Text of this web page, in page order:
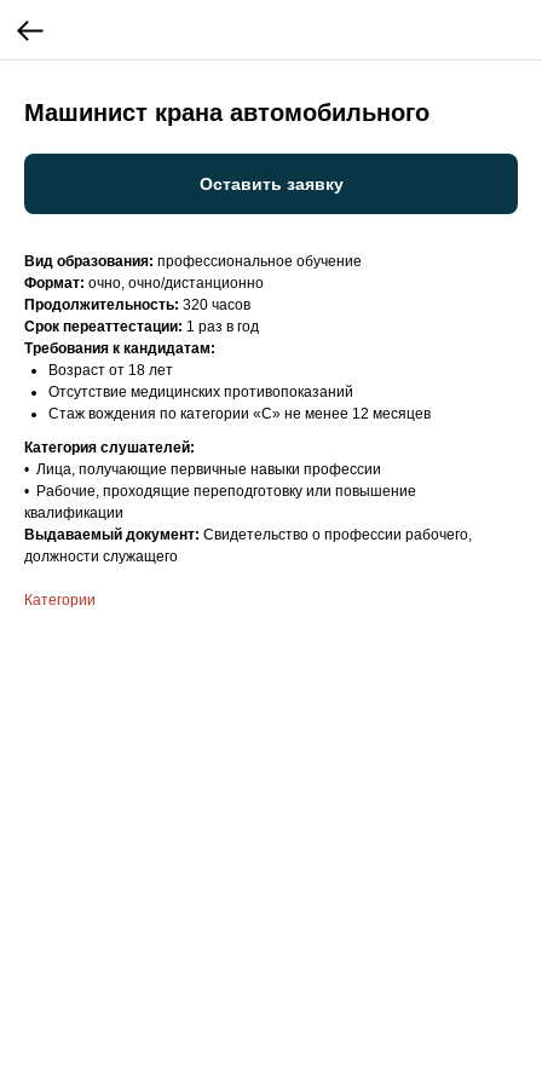
Машинист крана автомобильного
Оставить заявку
Вид образования: профессиональное обучение
Формат: очно, очно/дистанционно
Продолжительность: 320 часов
Срок переаттестации: 1 раз в год
Требования к кандидатам:
Возраст от 18 лет
Отсутствие медицинских противопоказаний
Стаж вождения по категории «С» не менее 12 месяцев
Категория слушателей:
• Лица, получающие первичные навыки профессии
• Рабочие, проходящие переподготовку или повышение
квалификации
Выдаваемый документ: Свидетельство о профессии рабочего,
должности служащего
Категории